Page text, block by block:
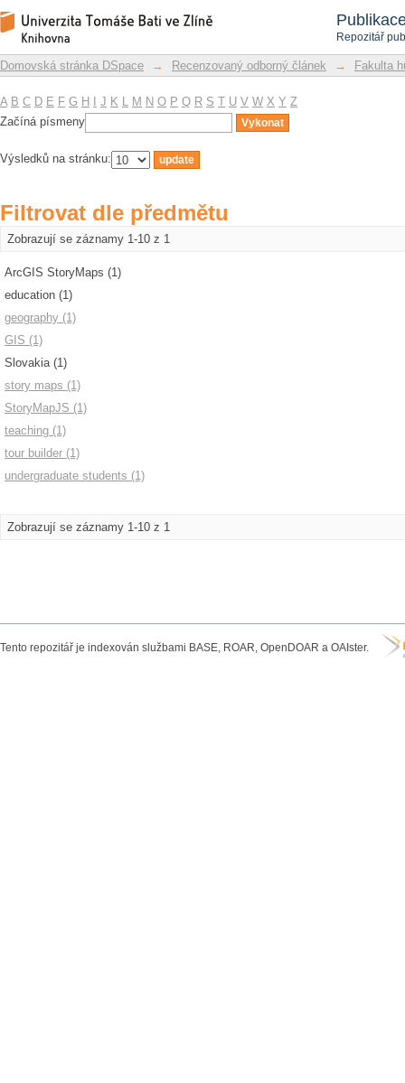
Repozitář
Filtrovat dle předmětu
Repozitář DSpace/Manakin
Domovská stránka DSpace → Recenzovaný odborný článek → Fakulta
A B C D E F G H J K L M N O P Q R S T U V W X Y Z
Začíná písmeny
Výsledků na stránku:
Filtrovat dle předmětu
Zobrazují se záznamy 1-10 z 1
ArcGIS StoryMaps (1)
education (1)
geography (1)
GIS (1)
Slovakia (1)
story maps (1)
StoryMapJS (1)
teaching (1)
tour builder (1)
undergraduate students (1)
Zobrazují se záznamy 1-10 z 1
Tento repozitář je indexován službami BASE, ROAR, OpenDOAR a OAIster.